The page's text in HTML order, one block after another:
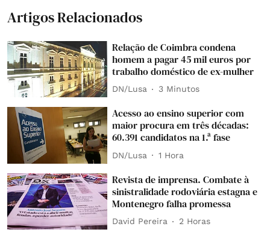
Artigos Relacionados
Relação de Coimbra condena
homem a pagar 45 mil euros por
trabalho doméstico de ex-mulher
DN/Lusa 3 Minutos
Acesso ao ensino superior com
maior procura em três décadas:
60.391 candidatos na 1.ª fase
DN/Lusa 1 Hora
Revista de imprensa. Combate à
sinistralidade rodoviária estagna e
Montenegro falha promessa
David Pereira 2 Horas